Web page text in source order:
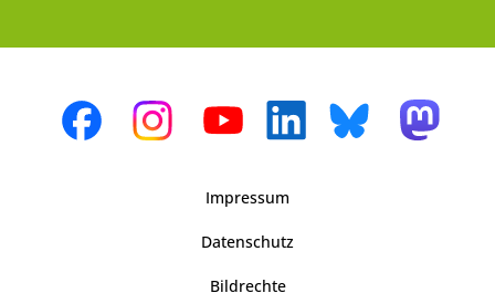
Impressum
Datenschutz
Bildrechte